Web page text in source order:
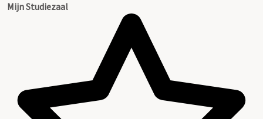
Mijn Studiezaal